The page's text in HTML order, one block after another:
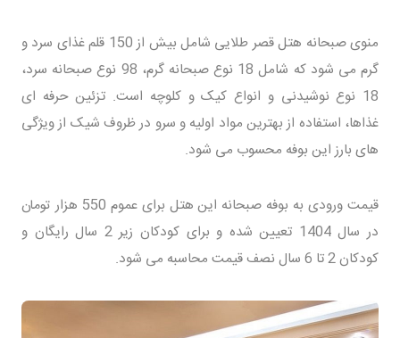
منوی صبحانه هتل قصر طلایی شامل بیش از 150 قلم غذای سرد و
گرم می شود که شامل 18 نوع صبحانه گرم، 98 نوع صبحانه سرد،
18 نوع نوشیدنی و انواع کیک و کلوچه است. تزئین حرفه ای
غذاها، استفاده از بهترین مواد اولیه و سرو در ظروف شیک از ویژگی
های بارز این بوفه محسوب می شود.
قیمت ورودی به بوفه صبحانه این هتل برای عموم 550 هزار تومان
در سال 1404 تعیین شده و برای کودکان زیر 2 سال رایگان و
کودکان 2 تا 6 سال نصف قیمت محاسبه می شود.